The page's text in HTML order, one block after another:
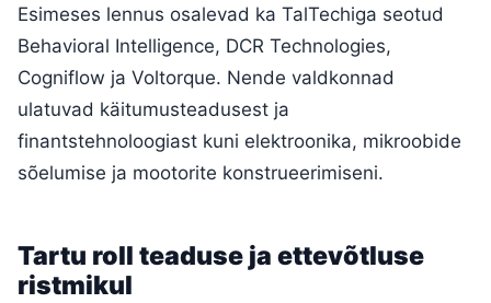
Esimeses lennus osalevad ka TalTechiga seotud
Behavioral Intelligence, DCR Technologies,
Cogniflow ja Voltorque. Nende valdkonnad
ulatuvad käitumusteadusest ja
finantstehnoloogiast kuni elektroonika, mikroobide
sõelumise ja mootorite konstrueerimiseni.
Tartu roll teaduse ja ettevõtluse
ristmikul